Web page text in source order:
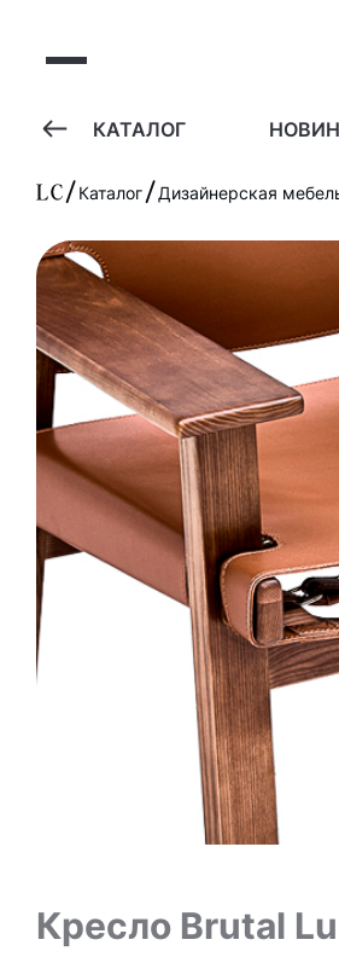
КАТАЛОГ
Каталог Дизайнерская
Кресло Brutal